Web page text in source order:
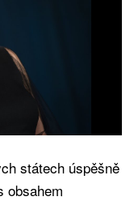
státech úspěšně
obsahem